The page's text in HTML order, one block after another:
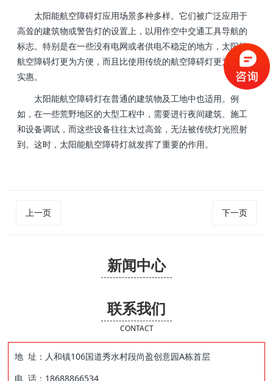
太阳能航空障碍灯应用场景多种多样。它们被广泛应用于
高耸的建筑物或警告灯的设置上，以用作空中交通工具导航的
标志。特别是在一些没有电网或者供电不稳定的地方，太阳能
航空障碍灯更为方便，而且比使用传统的航空障碍灯更为经济
实惠。
太阳能航空障碍灯在普通的建筑物及工地中也适用。例
如，在一些荒野地区的大型工程中，需要进行夜间建筑、施工
和设备调试，而这些设备往往太过高耸，无法被传统灯光照射
到。这时，太阳能航空障碍灯就发挥了重要的作用。
上一页 下一页
新闻中心
联系我们
CONTACT
地 址：人和镇106国道秀水村段尚盈创意园A栋首层
电 话：18688866534